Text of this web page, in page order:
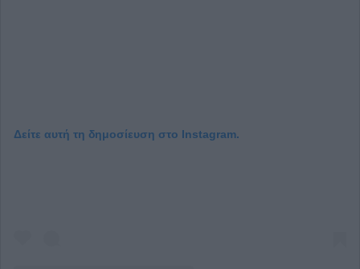
Δείτε αυτή τη δημοσίευση στο Instagram.